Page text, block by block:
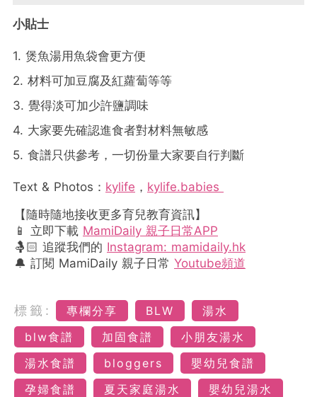
小貼士
1. 煲魚湯用魚袋會更方便
2. 材料可加豆腐及紅蘿蔔等等
3. 覺得淡可加少許鹽調味
4. 大家要先確認進食者對材料無敏感
5. 食譜只供參考，一切份量大家要自行判斷
Text & Photos ： kylife ， kylife.babies
【隨時隨地接收更多育兒教育資訊】
📱 立即下載 MamiDaily 親子日常APP
🤱🏻 追蹤我們的 Instagram: mamidaily.hk
🔔 訂閱 MamiDaily 親子日常 Youtube頻道
標籤: 專欄分享 BLW
湯水
blw食譜
加固食譜
小朋友湯水
湯水食譜
bloggers
嬰幼兒食譜
孕婦食譜
夏天家庭湯水
嬰幼兒湯水